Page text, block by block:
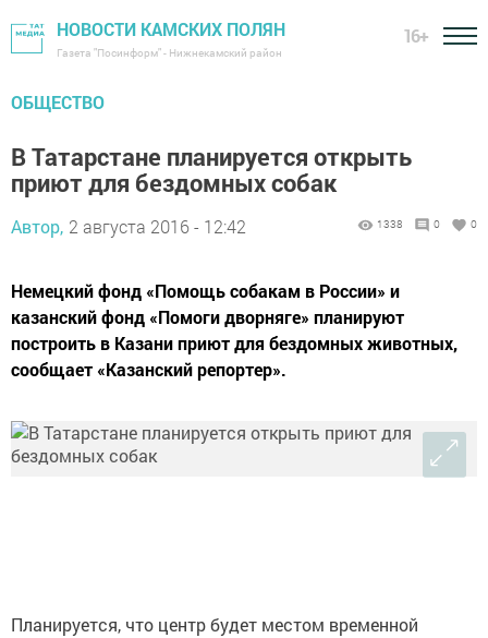
НОВОСТИ КАМСКИХ ПОЛЯН
Газета "Посинформ" - Нижнекамский район
16+
ОБЩЕСТВО
В Татарстане планируется открыть
приют для бездомных собак
Автор, 2 августа 2016 - 12:42 1338 0 0
Немецкий фонд «Помощь собакам в России» и
казанский фонд «Помоги дворняге» планируют
построить в Казани приют для бездомных животных,
сообщает «Казанский репортер».
Планируется, что центр будет местом временной